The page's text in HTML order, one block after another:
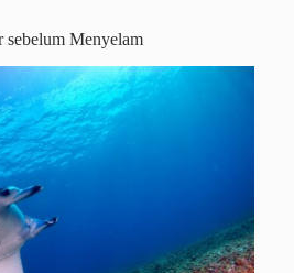
sebelum Menyelam